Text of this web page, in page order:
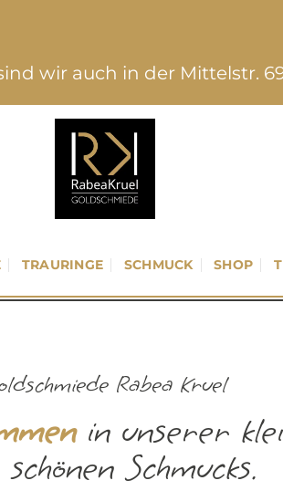
wir auch in der Mittelstr.
TRAURINGE SCHMUCK SHOP
Rabea Kruel
in unserer
Schmucks.